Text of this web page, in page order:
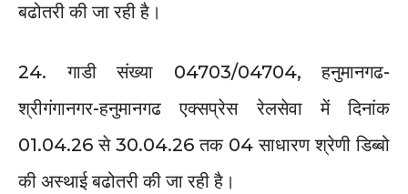
बढोतरी की जा रही है।
24. गाडी संख्या 04703/04704, हनुमानगढ-
श्रीगंगानगर-हनुमानगढ एक्सप्रेस रेलसेवा में दिनांक
01.04.26 से 30.04.26 तक 04 साधारण श्रेणी डिब्बो
की अस्थाई बढोतरी की जा रही है।